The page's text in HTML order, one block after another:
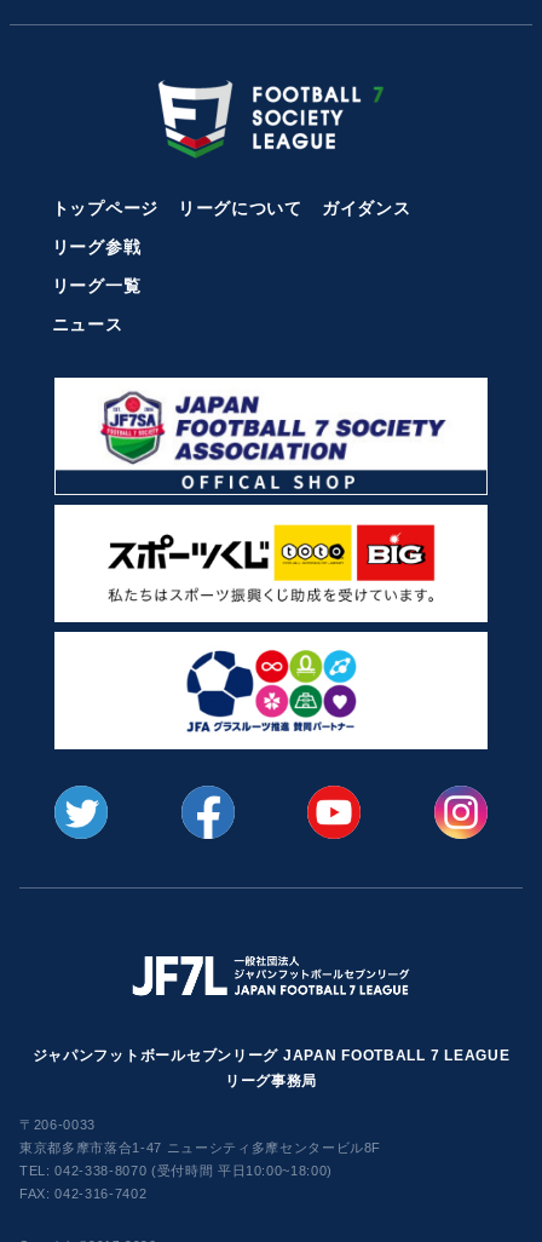
トップページ リーグについて
ガイダンス
リーグ参戦
リーグ一覧
ニュース
ジャパンフットボールセブンリーグ JAPAN FOOTBALL 7 LEAGUE
リーグ事務局
〒206-0033
東京都多摩市落合1-47 ニューシティ多摩センタービル8F
TEL:042-338-8070 (受付時間 平日10:00~18:00)
FAX: 042-316-7402